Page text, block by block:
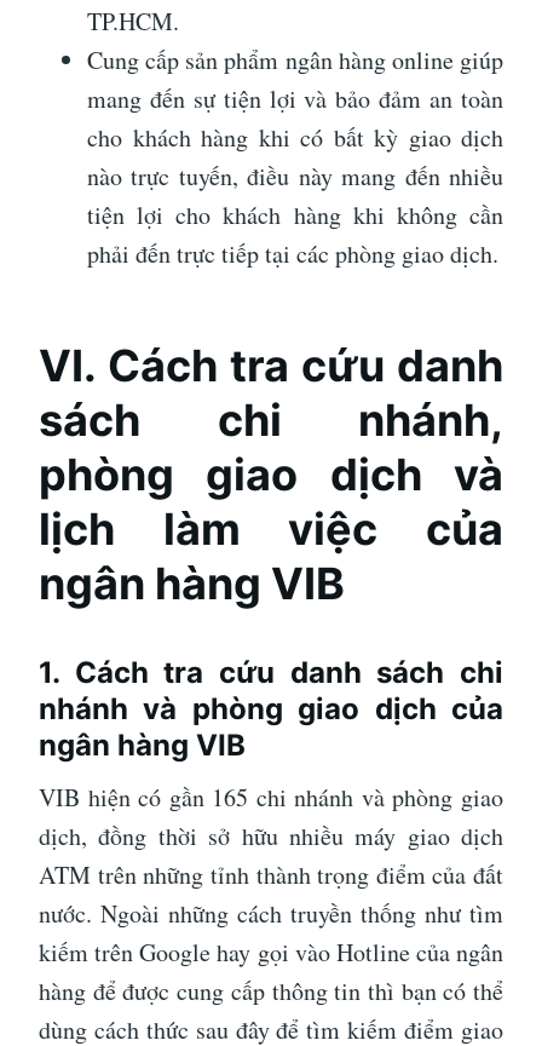
TP.HCM.
Cung cấp sản phẩm ngân hàng online giúp
mang đến sự tiện lợi và bảo đảm an toàn
cho khách hàng khi có bất kỳ giao dịch
nào trực tuyến, điều này mang đến nhiều
tiện lợi cho khách hàng khi không cần
phải đến trực tiếp tại các phòng giao dịch.
VI. Cách tra cứu danh
sách chi nhánh,
phòng giao dịch và
lịch làm việc của
ngân hàng VIB
1. Cách tra cứu danh sách chi
nhánh và phòng giao dịch của
ngân hàng VIB
VIB hiện có gần 165 chi nhánh và phòng giao
dịch, đồng thời sở hữu nhiều máy giao dịch
ATM trên những tỉnh thành trọng điểm của đất
nước. Ngoài những cách truyền thống như tìm
kiếm trên Google hay gọi vào Hotline của ngân
hàng để được cung cấp thông tin thì bạn có thể
dùng cách thức sau đây để tìm kiếm điểm giao